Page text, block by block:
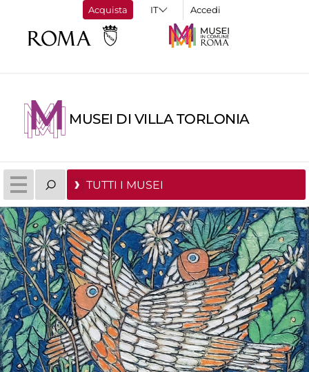
Acquista Accedi
MUSEI DI VILLA TORLONIA
TUTTI I MUSEI